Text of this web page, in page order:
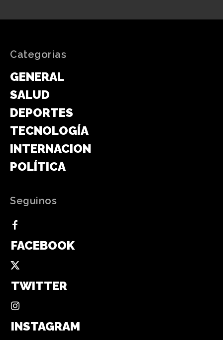
Categorias
GENERAL
SALUD
DEPORTES
TECNOLOGÍA
INTERNACIONAL
POLÍTICA
Seguinos
FACEBOOK
TWITTER
INSTAGRAM